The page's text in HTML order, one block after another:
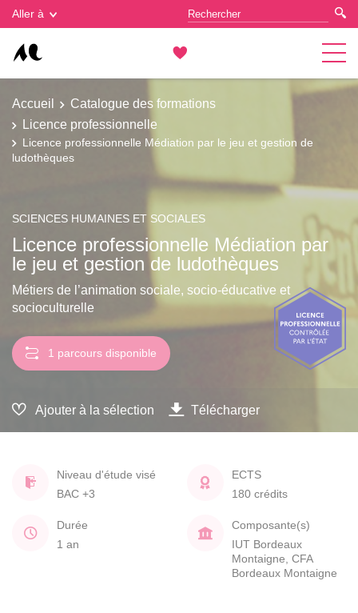
Aller à
Accueil
Catalogue des formations
Licence professionnelle
Licence professionnelle Médiation par le jeu et gestion de
ludothèques
SCIENCES HUMAINES ET SOCIALES
Licence professionnelle Médiation par
le jeu et gestion de ludothèques
Métiers de l’animation sociale, socio-éducative et
socioculturelle
1 parcours disponible
Ajouter à la sélection Télécharger
Niveau d'étude visé
BAC +3
ECTS
180 crédits
Durée
1 an
Composante(s)
IUT Bordeaux
Montaigne, CFA
Bordeaux Montaigne
Gestion des cookies